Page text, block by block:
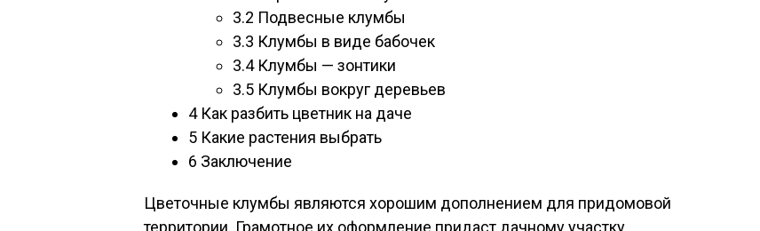
3.2 Подвесные клумбы
3.3 Клумбы в виде бабочек
3.4Клумбы — зонтики
3.5 Клумбы вокруг деревьев
4Как разбить цветник на даче
5 Какие растения выбрать
6 Заключение
Цветочные клумбы являются хорошим дополнением для придомовой
территории. Грамотное их оформление придаст дачному участку